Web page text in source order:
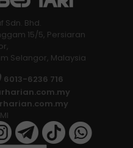
Sdn. Bhd.
15/5, Persiaran
Selangor, Malaysia
6013-6236 716